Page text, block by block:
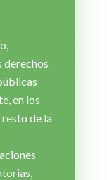
derechos
en los
de la